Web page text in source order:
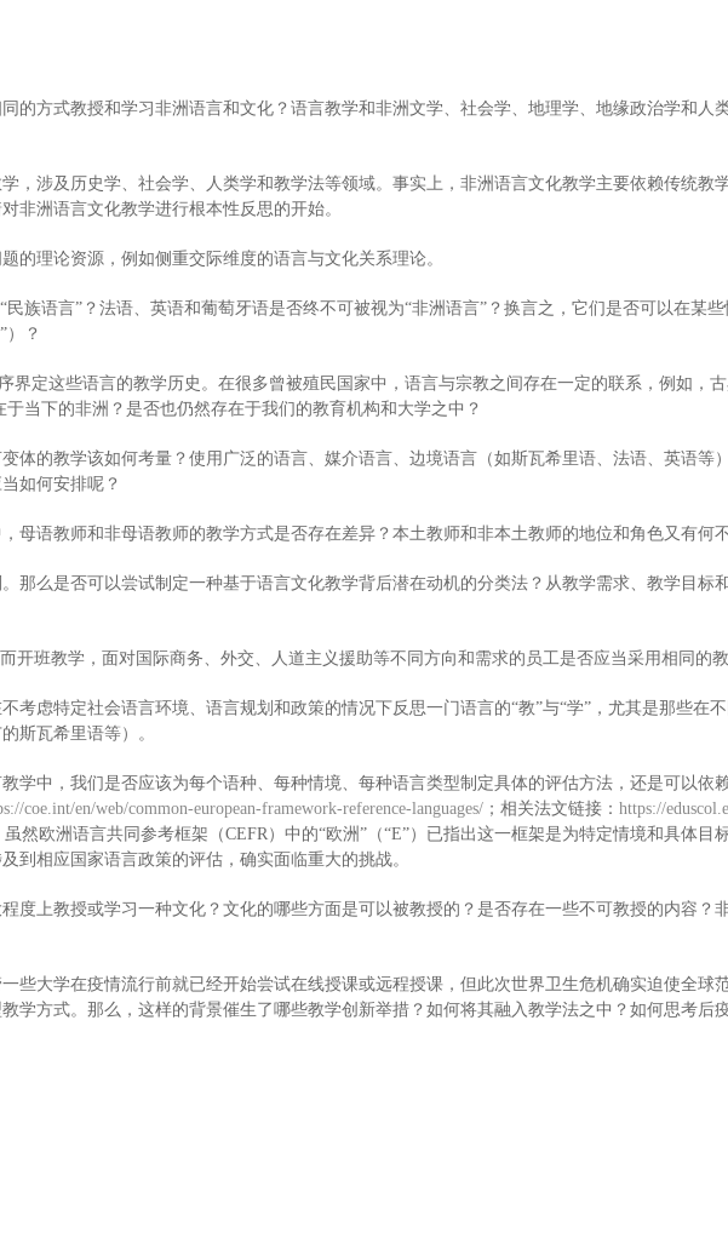
的方式教授和学习非洲语言和文化？语言教学和非洲文学、社会学、地理学、地缘政治学和人
，涉及历史学、社会学、人类学和教学法等领域。事实上，非洲语言文化教学主要依赖传统教
非洲语言文化教学进行根本性反思的开始。
的理论资源，例如侧重交际维度的语言与文化关系理论。
族语言”？法语、英语和葡萄牙语是否终不可被视为“非洲语言”？换言之，它们是否可以在某
）？
界定这些语言的教学历史。在很多曾被殖民国家中，语言与宗教之间存在一定的联系，例如，
当下的非洲？是否也仍然存在于我们的教育机构和大学之中？
体的教学该如何考量？使用广泛的语言、媒介语言、边境语言（如斯瓦希里语、法语、英语等
如何安排呢？
母语教师和非母语教师的教学方式是否存在差异？本土教师和非本土教师的地位和角色又有何
那么是否可以尝试制定一种基于语言文化教学背后潜在动机的分类法？从教学需求、教学目标
开班教学，面对国际商务、外交、人道主义援助等不同方向和需求的员工是否应当采用相同的
考虑特定社会语言环境、语言规划和政策的情况下反思一门语言的“教”与“学”，尤其是那些在
斯瓦希里语等）。
学中，我们是否应该为每个语种、每种情境、每种语言类型制定具体的评估方法，还是可以依
coe.int/en/web/common-european-framework-reference-languages/ ；相关法文链接： https://
虽然欧洲语言共同参考框架（CEFR）中的“欧洲”（“E”）已指出这一框架是为特定情境和具体目
到相应国家语言政策的评估，确实面临重大的挑战。
度上教授或学习一种文化？文化的哪些方面是可以被教授的？是否存在一些不可教授的内容？
些大学在疫情流行前就已经开始尝试在线授课或远程授课，但此次世界卫生危机确实迫使全球
学方式。那么，这样的背景催生了哪些教学创新举措？如何将其融入教学法之中？如何思考后